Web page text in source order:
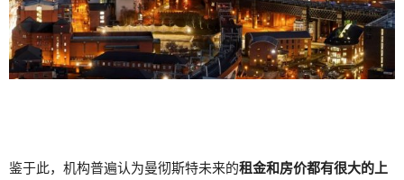
鉴于此，机构普遍认为曼彻斯特未来的租金和房价都有很大的上